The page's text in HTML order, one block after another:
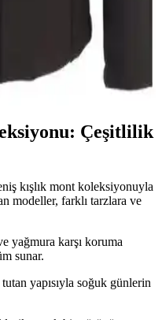
Mont ve Stil Kombin
kalitesi ve kullanıcı
en uygun seçimi yapmanıza
Çeşitlilik
kışlık mont koleksiyonuyla
modeller, farklı tarzlara ve
yağmura karşı koruma
sunar.
yapısıyla soğuk günlerin